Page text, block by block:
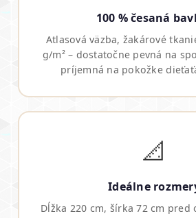
100 % česaná
Atlasová väzba, žakárové
g/m² – dostatočne pevná na
príjemná na pokožke
📐
Ideálne
Dĺžka 220 cm, šírka 72 cm pred